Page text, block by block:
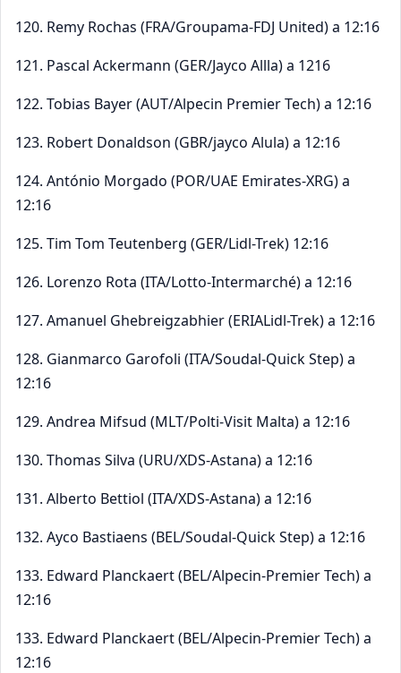
120. Remy Rochas (FRA/Groupama-FDJ United) a 12:16
121. Pascal Ackermann (GER/Jayco Allla) a 1216
122. Tobias Bayer (AUT/Alpecin Premier Tech) a 12:16
123. Robert Donaldson (GBR/jayco Alula) a 12:16
124. António Morgado (POR/UAE Emirates-XRG) a
12:16
125. Tim Tom Teutenberg (GER/Lidl-Trek) 12:16
126. Lorenzo Rota (ITA/Lotto-Intermarché) a 12:16
127. Amanuel Ghebreigzabhier (ERIALidl-Trek) a 12:16
128. Gianmarco Garofoli (ITA/Soudal-Quick Step) a
12:16
129. Andrea Mifsud (MLT/Polti-Visit Malta) a 12:16
130. Thomas Silva (URU/XDS-Astana) a 12:16
131. Alberto Bettiol (ITA/XDS-Astana) a 12:16
132. Ayco Bastiaens (BEL/Soudal-Quick Step) a 12:16
133. Edward Planckaert (BEL/Alpecin-Premier Tech) a
12:16
133. Edward Planckaert (BEL/Alpecin-Premier Tech) a
12:16